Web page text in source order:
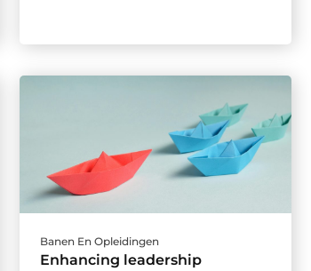
Banen En Opleidingen
Enhancing leadership